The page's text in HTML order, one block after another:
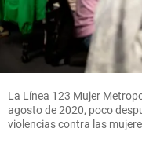
La Línea 123 Mujer
agosto de 2020, poco
violencias contra las